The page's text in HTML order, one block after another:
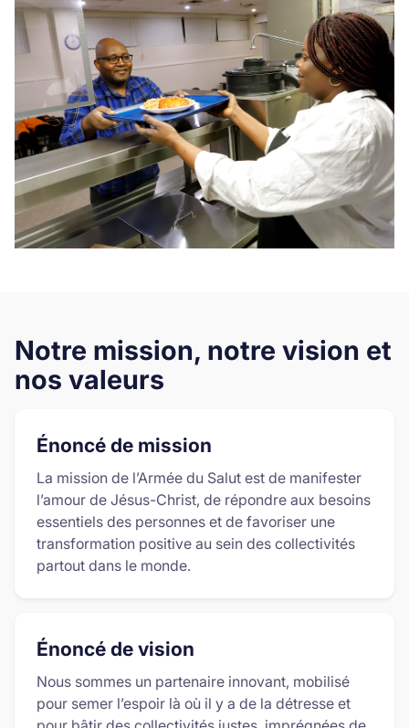
Notre mission, notre vision et
nos valeurs
Énoncé de mission
La mission de l’Armée du Salut est de manifester
l’amour de Jésus-Christ, de répondre aux besoins
essentiels des personnes et de favoriser une
transformation positive au sein des collectivités
partout dans le monde.
Énoncé de vision
Nous sommes un partenaire innovant, mobilisé
pour semer l’espoir là où il y a de la détresse et